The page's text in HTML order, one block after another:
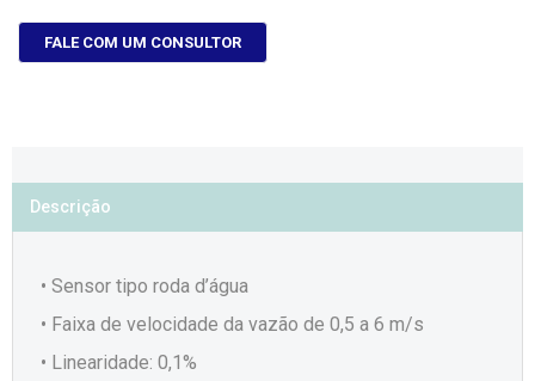
FALE COM UM CONSULTOR
Descrição
• Sensor tipo roda d’água
• Faixa de velocidade da vazão de 0,5 a 6 m/s
• Linearidade: 0,1%